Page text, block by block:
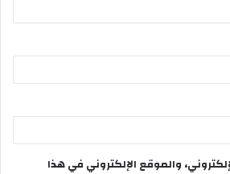
والموقع الإلكتروني في هذا